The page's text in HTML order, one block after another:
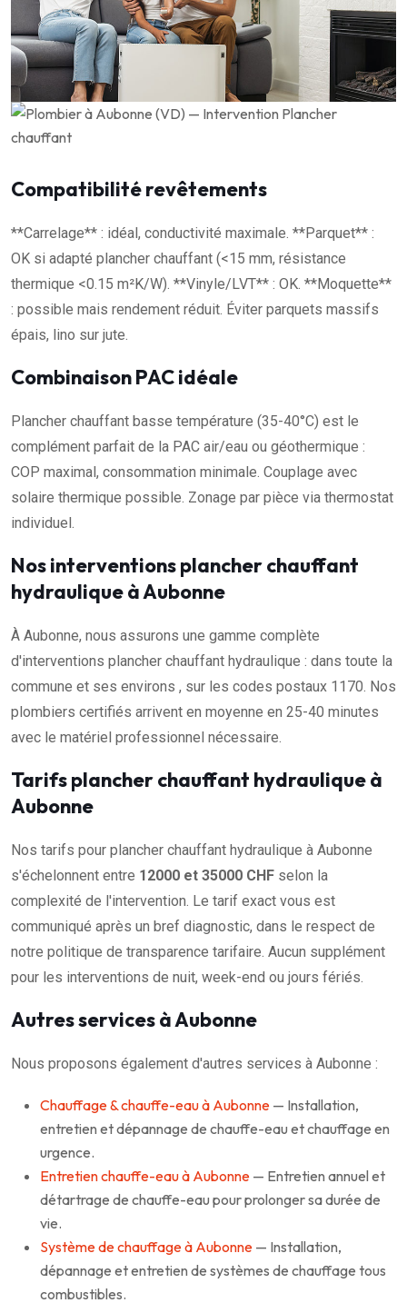
Compatibilité revêtements
**Carrelage** : idéal, conductivité maximale. **Parquet** :
OK si adapté plancher chauffant (<15 mm, résistance
thermique <0.15 m²K/W). **Vinyle/LVT** : OK. **Moquette**
: possible mais rendement réduit. Éviter parquets massifs
épais, lino sur jute.
Combinaison PAC idéale
Plancher chauffant basse température (35-40°C) est le
complément parfait de la PAC air/eau ou géothermique :
COP maximal, consommation minimale. Couplage avec
solaire thermique possible. Zonage par pièce via thermostat
individuel.
Nos interventions plancher chauffant
hydraulique à Aubonne
À Aubonne, nous assurons une gamme complète
d'interventions plancher chauffant hydraulique : dans toute la
commune et ses environs , sur les codes postaux 1170. Nos
plombiers certifiés arrivent en moyenne en 25-40 minutes
avec le matériel professionnel nécessaire.
Tarifs plancher chauffant hydraulique à
Aubonne
Nos tarifs pour plancher chauffant hydraulique à Aubonne
s'échelonnent entre 12000 et 35000 CHF selon la
complexité de l'intervention. Le tarif exact vous est
communiqué après un bref diagnostic, dans le respect de
notre politique de transparence tarifaire. Aucun supplément
pour les interventions de nuit, week-end ou jours fériés.
Autres services à Aubonne
Nous proposons également d'autres services à Aubonne :
Chauffage & chauffe-eau à Aubonne — Installation,
entretien et dépannage de chauffe-eau et chauffage en
urgence.
Entretien chauffe-eau à Aubonne — Entretien annuel et
détartrage de chauffe-eau pour prolonger sa durée de
vie.
Système de chauffage à Aubonne — Installation,
dépannage et entretien de systèmes de chauffage tous
combustibles.